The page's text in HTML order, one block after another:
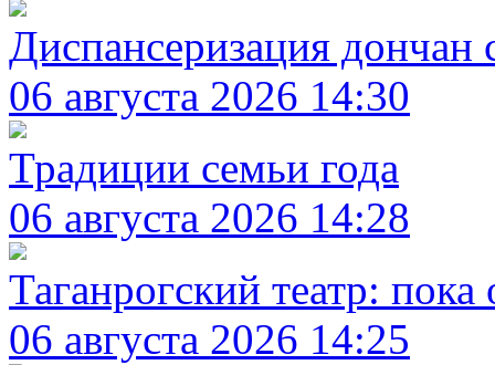
Диспансеризация дончан
06 августа 2026 14:30
Традиции семьи года
06 августа 2026 14:28
Таганрогский театр:
06 августа 2026 14:25